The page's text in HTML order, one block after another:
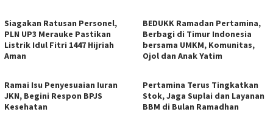
Siagakan Ratusan Personel,
PLN UP3 Merauke Pastikan
Listrik Idul Fitri 1447 Hijriah
Aman
BEDUKK Ramadan Pertamina,
Berbagi di Timur Indonesia
bersama UMKM, Komunitas,
Ojol dan Anak Yatim
Ramai Isu Penyesuaian Iuran
JKN, Begini Respon BPJS
Kesehatan
Pertamina Terus Tingkatkan
Stok, Jaga Suplai dan Layanan
BBM di Bulan Ramadhan